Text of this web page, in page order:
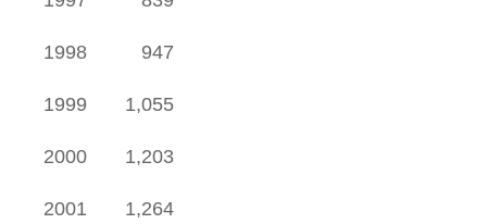
1998 947
1999 1,055
2000 1,203
2001 1,264